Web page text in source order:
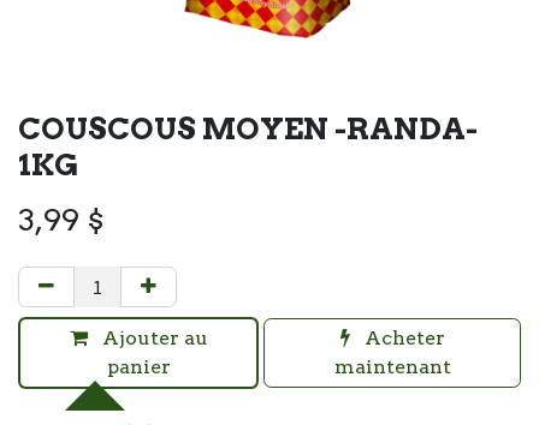
COUSCOUS MOYEN -RANDA-
1KG
3,99 $
Ajouter au
panier
Acheter
maintenant